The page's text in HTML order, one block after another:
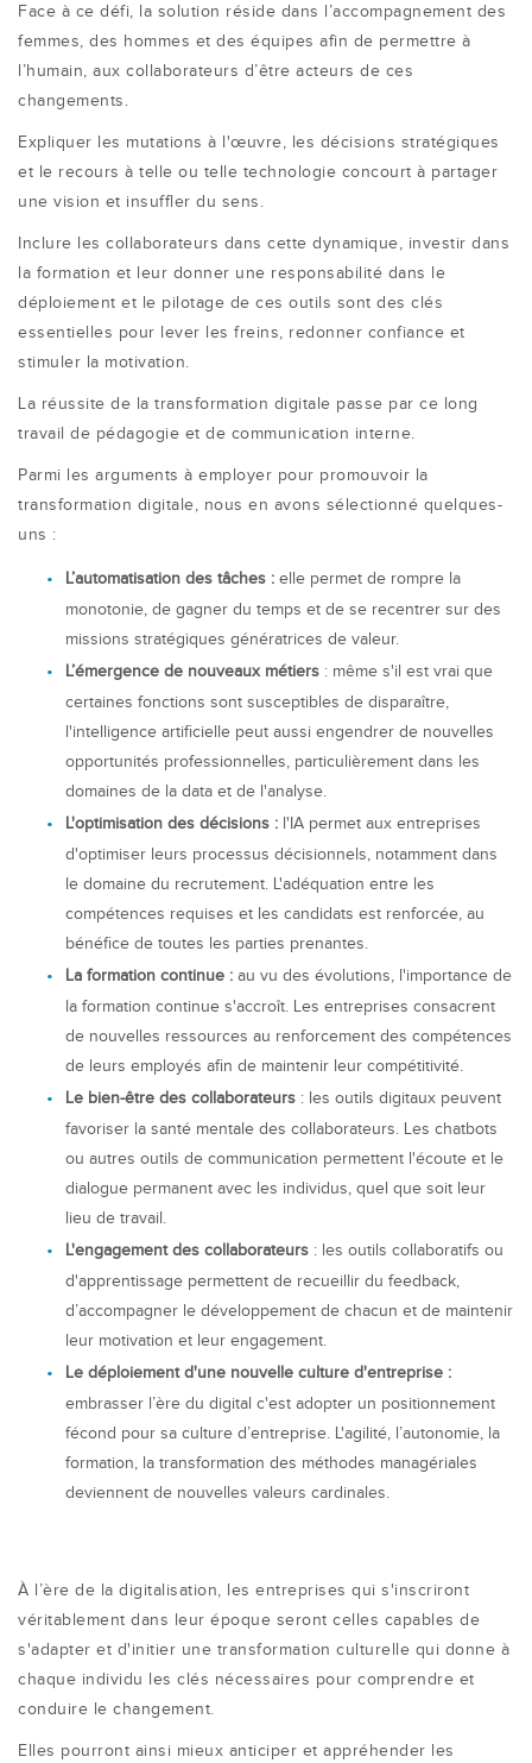
Face à ce défi, la solution réside dans l’accompagnement des
femmes, des hommes et des équipes afin de permettre à
l’humain, aux collaborateurs d’être acteurs de ces
changements.
Expliquer les mutations à l'œuvre, les décisions stratégiques
et le recours à telle ou telle technologie concourt à partager
une vision et insuffler du sens.
Inclure les collaborateurs dans cette dynamique, investir dans
la formation et leur donner une responsabilité dans le
déploiement et le pilotage de ces outils sont des clés
essentielles pour lever les freins, redonner confiance et
stimuler la motivation.
La réussite de la transformation digitale passe par ce long
travail de pédagogie et de communication interne.
Parmi les arguments à employer pour promouvoir la
transformation digitale, nous en avons sélectionné quelques-
uns :
L’automatisation des tâches : elle permet de rompre la
monotonie, de gagner du temps et de se recentrer sur des
missions stratégiques génératrices de valeur.
L’émergence de nouveaux métiers : même s'il est vrai que
certaines fonctions sont susceptibles de disparaître,
l'intelligence artificielle peut aussi engendrer de nouvelles
opportunités professionnelles, particulièrement dans les
domaines de la data et de l'analyse.
L'optimisation des décisions : l'IA permet aux entreprises
d'optimiser leurs processus décisionnels, notamment dans
le domaine du recrutement. L'adéquation entre les
compétences requises et les candidats est renforcée, au
bénéfice de toutes les parties prenantes.
La formation continue : au vu des évolutions, l'importance de
la formation continue s'accroît. Les entreprises consacrent
de nouvelles ressources au renforcement des compétences
de leurs employés afin de maintenir leur compétitivité.
Le bien-être des collaborateurs : les outils digitaux peuvent
favoriser la santé mentale des collaborateurs. Les chatbots
ou autres outils de communication permettent l'écoute et le
dialogue permanent avec les individus, quel que soit leur
lieu de travail.
L'engagement des collaborateurs : les outils collaboratifs ou
d'apprentissage permettent de recueillir du feedback,
d’accompagner le développement de chacun et de maintenir
leur motivation et leur engagement.
Le déploiement d'une nouvelle culture d'entreprise :
embrasser l’ère du digital c'est adopter un positionnement
fécond pour sa culture d’entreprise. L'agilité, l’autonomie, la
formation, la transformation des méthodes managériales
deviennent de nouvelles valeurs cardinales.
À l’ère de la digitalisation, les entreprises qui s'inscriront
véritablement dans leur époque seront celles capables de
s'adapter et d'initier une transformation culturelle qui donne à
chaque individu les clés nécessaires pour comprendre et
conduire le changement.
Elles pourront ainsi mieux anticiper et appréhender les